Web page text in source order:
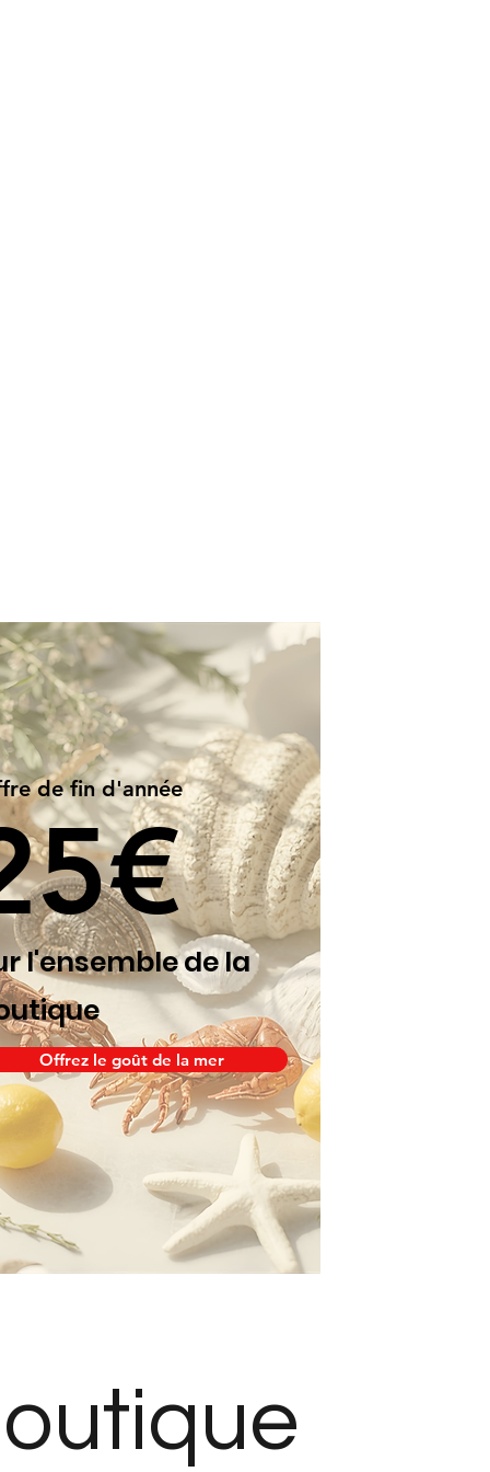
de fin d'année
l'ensemble de la
Offrez le goût de la mer